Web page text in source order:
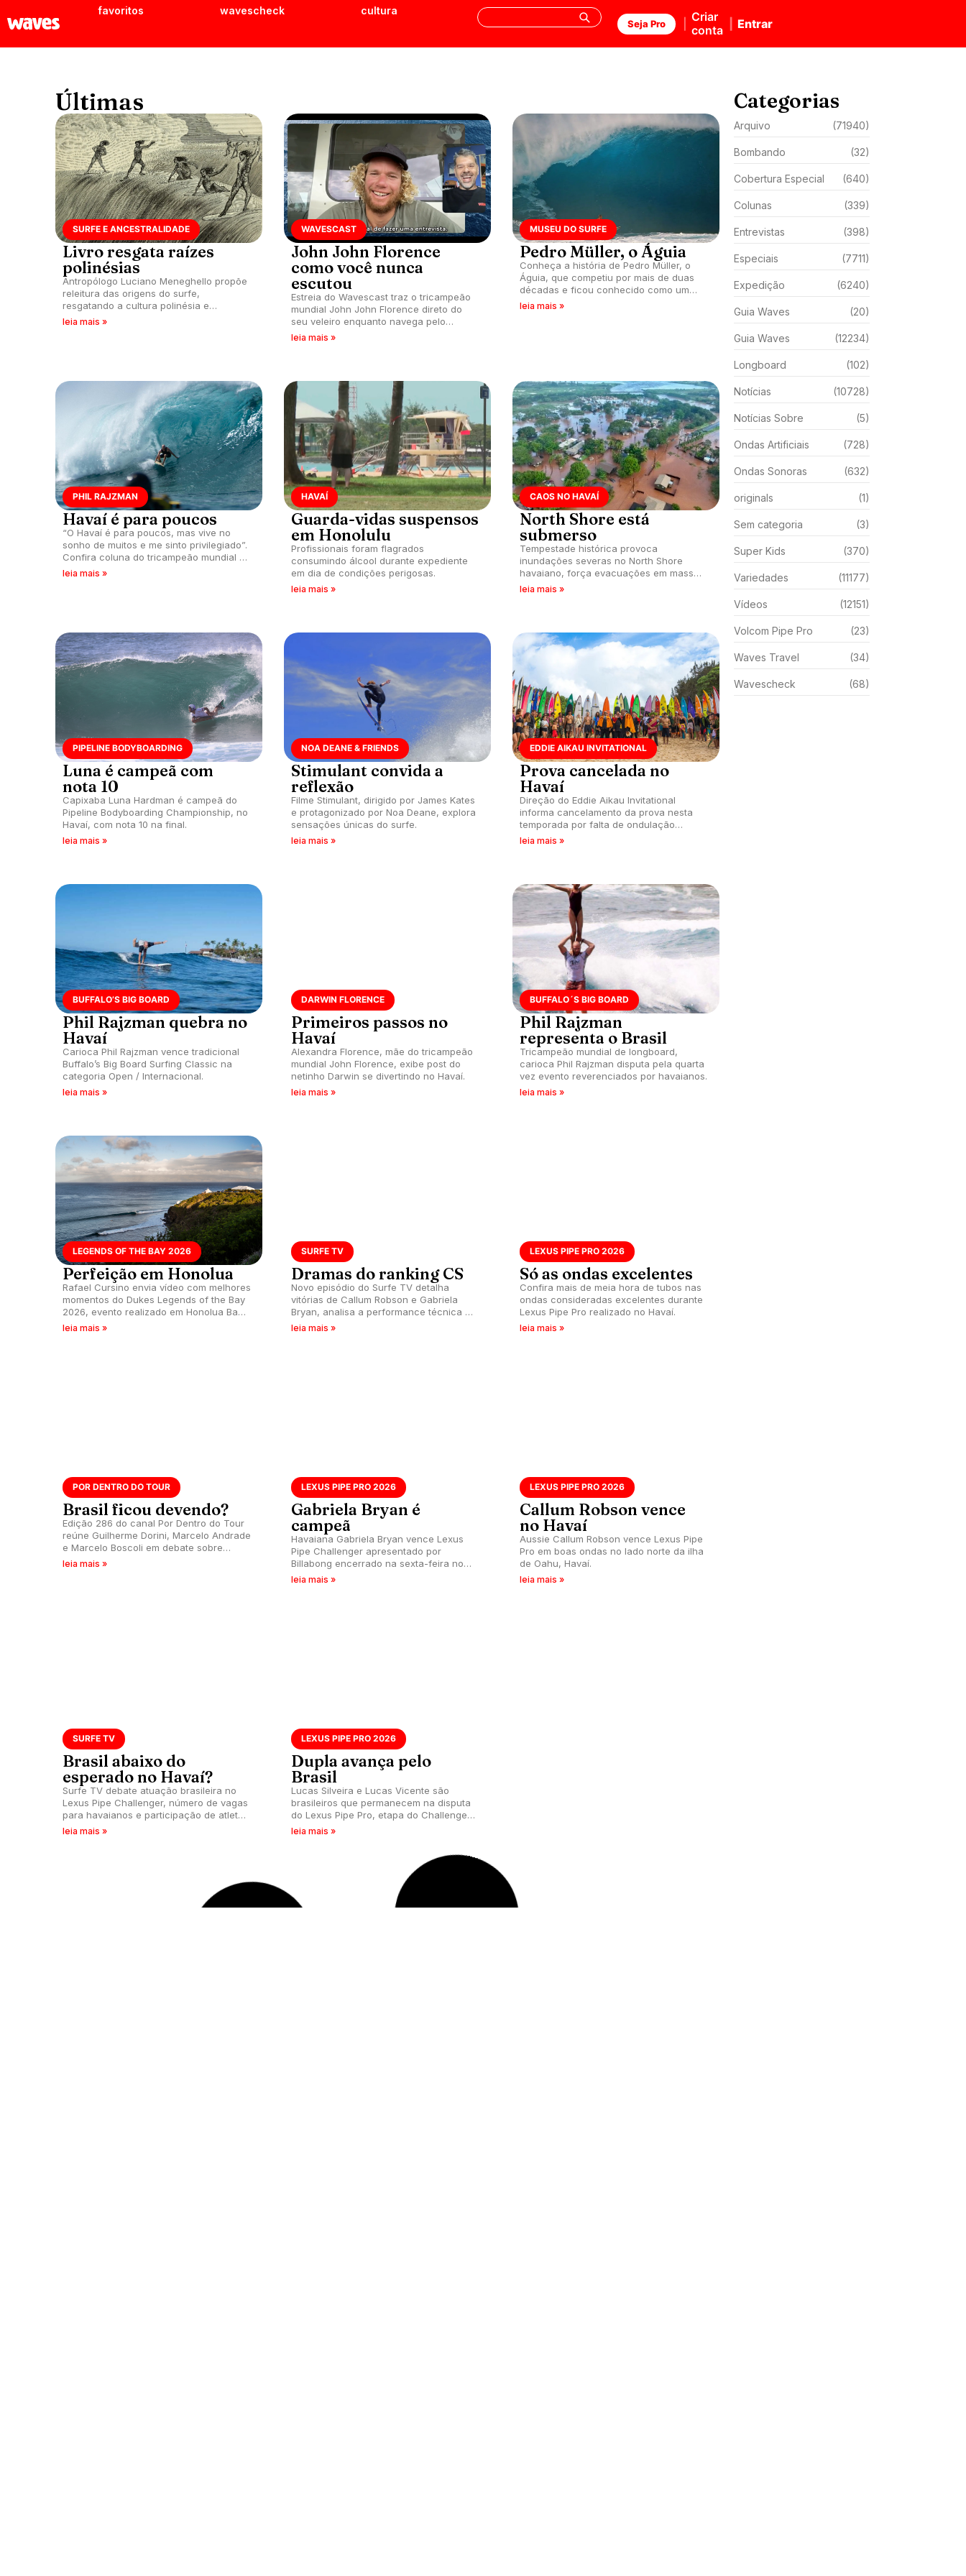
favoritos wavescheck cultura
Seja Pro
Criar
conta
Entrar
Últimas
SURFE E ANCESTRALIDADE
Livro resgata raízes
polinésias
Antropólogo Luciano Meneghello propõe
releitura das origens do surfe,
resgatando a cultura polinésia e
questionando a visão ocidental que
leia mais »
WAVESCAST
John John Florence
como você nunca
escutou
Estreia do Wavescast traz o tricampeão
mundial John John Florence direto do
seu veleiro enquanto navega pelo
Pacífico, falando de Tom Curren, Kelly
leia mais »
MUSEU DO SURFE
Pedro Müller, o Águia
Conheça a história de Pedro Müller, o
Águia, que competiu por mais de duas
décadas e ficou conhecido como um
dos mais conscientes e estratégicos da
leia mais »
PHIL RAJZMAN
Havaí é para poucos
“O Havaí é para poucos, mas vive no
sonho de muitos e me sinto privilegiado”.
Confira coluna do tricampeão mundial de
Longboard, Phil Rajzman.
leia mais »
HAVAÍ
Guarda-vidas suspensos
em Honolulu
Profissionais foram flagrados
consumindo álcool durante expediente
em dia de condições perigosas.
leia mais »
CAOS NO HAVAÍ
North Shore está
submerso
Tempestade histórica provoca
inundações severas no North Shore
havaiano, força evacuações em massa e
transforma picos icônicos em cenários
leia mais »
PIPELINE BODYBOARDING
Luna é campeã com
nota 10
Capixaba Luna Hardman é campeã do
Pipeline Bodyboarding Championship, no
Havaí, com nota 10 na final.
leia mais »
NOA DEANE & FRIENDS
Stimulant convida a
reflexão
Filme Stimulant, dirigido por James Kates
e protagonizado por Noa Deane, explora
sensações únicas do surfe.
leia mais »
EDDIE AIKAU INVITATIONAL
Prova cancelada no
Havaí
Direção do Eddie Aikau Invitational
informa cancelamento da prova nesta
temporada por falta de ondulação
consistente no Havaí.
leia mais »
BUFFALO’S BIG BOARD
Phil Rajzman quebra no
Havaí
Carioca Phil Rajzman vence tradicional
Buffalo’s Big Board Surfing Classic na
categoria Open / Internacional.
leia mais »
DARWIN FLORENCE
Primeiros passos no
Havaí
Alexandra Florence, mãe do tricampeão
mundial John Florence, exibe post do
netinho Darwin se divertindo no Havaí.
leia mais »
BUFFALO´S BIG BOARD
Phil Rajzman
representa o Brasil
Tricampeão mundial de longboard,
carioca Phil Rajzman disputa pela quarta
vez evento reverenciados por havaianos.
leia mais »
LEGENDS OF THE BAY 2026
Perfeição em Honolua
Rafael Cursino envia vídeo com melhores
momentos do Dukes Legends of the Bay
2026, evento realizado em Honolua Bay,
ilha de Maui, Havaí.
leia mais »
SURFE TV
Dramas do ranking CS
Novo episódio do Surfe TV detalha
vitórias de Callum Robson e Gabriela
Bryan, analisa a performance técnica no
North Shore e projeta chances de
leia mais »
LEXUS PIPE PRO 2026
Só as ondas excelentes
Confira mais de meia hora de tubos nas
ondas consideradas excelentes durante
Lexus Pipe Pro realizado no Havaí.
leia mais »
POR DENTRO DO TOUR
Brasil ficou devendo?
Edição 286 do canal Por Dentro do Tour
reúne Guilherme Dorini, Marcelo Andrade
e Marcelo Boscoli em debate sobre
vitória do aussie Callum Robson no Lexus
leia mais »
LEXUS PIPE PRO 2026
Gabriela Bryan é
campeã
Havaiana Gabriela Bryan vence Lexus
Pipe Challenger apresentado por
Billabong encerrado na sexta-feira no
Havaí.
leia mais »
LEXUS PIPE PRO 2026
Callum Robson vence
no Havaí
Aussie Callum Robson vence Lexus Pipe
Pro em boas ondas no lado norte da ilha
de Oahu, Havaí.
leia mais »
SURFE TV
Brasil abaixo do
esperado no Havaí?
Surfe TV debate atuação brasileira no
Lexus Pipe Challenger, número de vagas
para havaianos e participação de atletas
do CT nas etapas do CS.
leia mais »
LEXUS PIPE PRO 2026
Dupla avança pelo
Brasil
Lucas Silveira e Lucas Vicente são
brasileiros que permanecem na disputa
do Lexus Pipe Pro, etapa do Challenger
Series que acontece no Havaí.
leia mais »
Categorias
Arquivo (71940)
Bombando (32)
Cobertura Especial (640)
Colunas (339)
Entrevistas (398)
Especiais (7711)
Expedição (6240)
Guia Waves (20)
Guia Waves (12234)
Longboard (102)
Notícias (10728)
Notícias Sobre (5)
Ondas Artificiais (728)
Ondas Sonoras (632)
originals (1)
Sem categoria (3)
Super Kids (370)
Variedades (11177)
Vídeos (12151)
Volcom Pipe Pro (23)
Waves Travel (34)
Wavescheck (68)